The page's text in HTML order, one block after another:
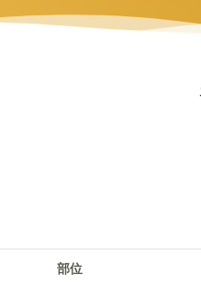
部位